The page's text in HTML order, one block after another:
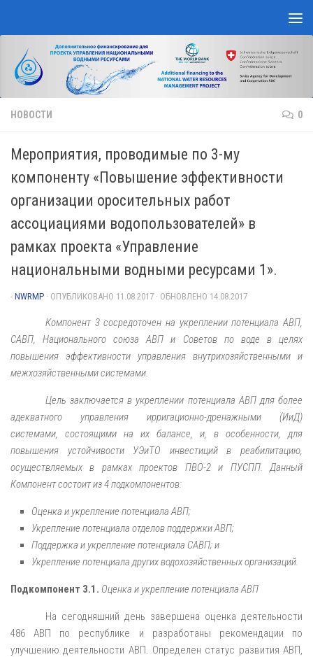
НОВОСТИ 0
Мероприятия, проводимые по 3-му
компоненту «Повышение эффективности
организации оросительных работ
ассоциациями водопользователей» в
рамках проекта «Управление
национальными водными ресурсами 1».
- NWRMP · ОПУБЛИКОВАНО 11.08.2017 · ОБНОВЛЕНО 14.08.2017
Компонент 3 сосредоточен на укреплении потенциала АВП,
САВП, Национального союза АВП и Советов по воде в целях
повышения эффективности управления внутрихозяйственными и
межхозяйственными системами.
Цель заключается в укреплении потенциала АВП для более
адекватного управления ирригационно-дренажными (ИиД)
системами, состоящими на их балансе, и, в особенности, для
повышения устойчивости УЭиТО инвестиций в реабилитацию,
осуществляемых в рамках проектов ПВО-2 и ПУСПП. Данный
Компонент состоит из 4 подкомпонентов:
Оценка и укрепление потенциала АВП;
Укрепление потенциала отделов поддержки АВП;
Поддержка и укрепление потенциала САВП; и
Укрепление потенциала других водохозяйственных организаций.
Подкомпонент 3.1. Оценка и укрепление потенциала АВП
На сегодняшний день завершена оценка деятельности
486 АВП по республике и разработаны рекомендации по
улучшению деятельности АВП. Определен статус развития АВП,